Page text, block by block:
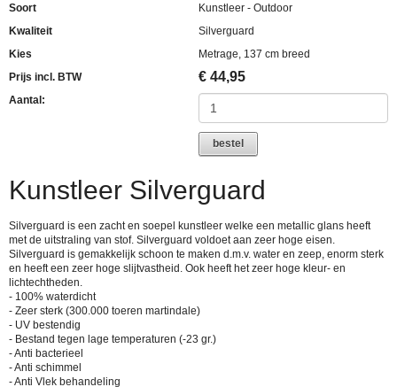
Soort
Kunstleer - Outdoor
Kwaliteit
Silverguard
Kies
Metrage, 137 cm breed
Prijs incl. BTW
€ 44,95
Aantal:
bestel
Kunstleer Silverguard
Silverguard is een zacht en soepel kunstleer welke een metallic glans heeft
met de uitstraling van stof. Silverguard voldoet aan zeer hoge eisen.
Silverguard is gemakkelijk schoon te maken d.m.v. water en zeep, enorm sterk
en heeft een zeer hoge slijtvastheid. Ook heeft het zeer hoge kleur- en
lichtechtheden.
- 100% waterdicht
- Zeer sterk (300.000 toeren martindale)
- UV bestendig
- Bestand tegen lage temperaturen (-23 gr.)
- Anti bacterieel
- Anti schimmel
- Anti Vlek behandeling